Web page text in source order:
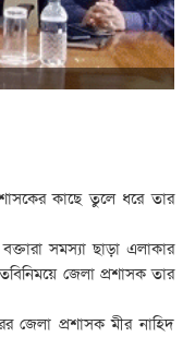
কাছে তুলে ধরে তার
সমস্যা ছাড়া এলাকার
জেলা প্রশাসক তার
জেলা প্রশাসক মীর নাহিদ